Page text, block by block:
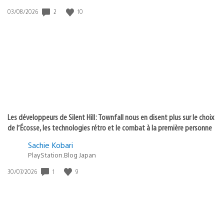
Date
03/08/2026 2 10
Les développeurs de Silent Hill: Townfall nous en disent plus sur le choix
de l’Écosse, les technologies rétro et le combat à la première personne
Sachie Kobari
PlayStation.Blog Japan
Date
30/07/2026 1 9